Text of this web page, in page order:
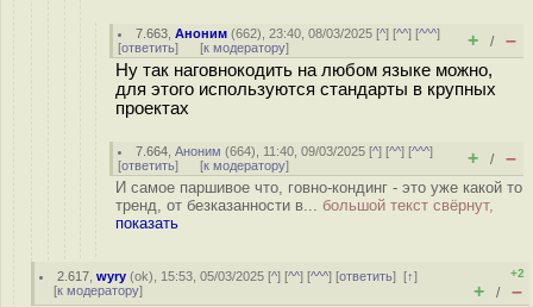
7.663 ,Аноним (662), 23:40, 08/03/2025 [^] [^^] [^^^]
[ответить] [к модератору] + / –
Ну так наговнокодить на любом языке можно,
для этого используются стандарты в крупных
проектах
7.664 ,Аноним (664), 11:40, 09/03/2025 [^] [^^] [^^^]
[ответить] [к модератору] + / –
И самое паршивое что, говно-кондинг - это уже какой то
тренд, от безказанности в... большой текст свёрнут,
показать
2.617 ,wyry (ok), 15:53, 05/03/2025 [^] [^^] [^^^] [ответить][↑]
[к модератору]
+2
+ / –